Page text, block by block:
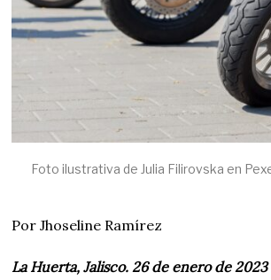
Foto ilustrativa de Julia Filirovska en
Por Jhoseline Ramírez
La Huerta, Jalisco. 26 de enero de